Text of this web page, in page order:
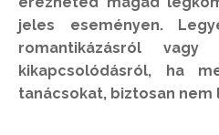
jeles eseményen.
romantikázásról
kikapcsolódásról, ha
tanácsokat, biztosan nem